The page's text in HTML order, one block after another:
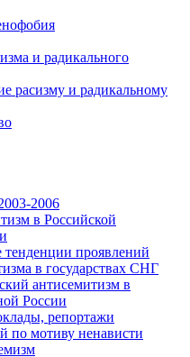
и радикального
расизму и радикальному
2006
в Российской
проявлений
в государствах СНГ
антисемитизм в
России
репортажи
по мотиву ненависти